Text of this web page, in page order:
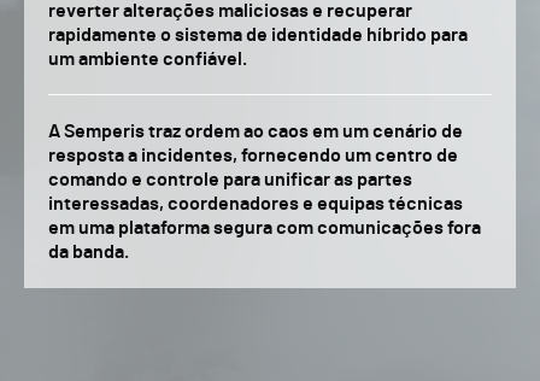
reverter alterações maliciosas e recuperar
rapidamente o sistema de identidade híbrido para
um ambiente confiável.
A Semperis traz ordem ao caos em um cenário de
resposta a incidentes, fornecendo um centro de
comando e controle para unificar as partes
interessadas, coordenadores e equipas técnicas
em uma plataforma segura com comunicações fora
da banda.